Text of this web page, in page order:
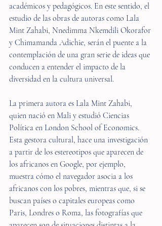
académicos y pedagógicos. En este sentido, el
estudio de las obras de autoras como Lala
Mint Zahabi, Nnedimma Nkemdili Okorafor
y Chimamanda Adichie, serán el puente a la
contemplación de una gran serie de ideas que
conducen a entender el impacto de la
diversidad en la cultura universal.
La primera autora es Lala Mint Zahabi,
quien nació en Mali y estudió Ciencias
Política en London School of Economics.
Esta gestora cultural, hace una investigación
a partir de los estereotipos que aparecen de
los africanos en Google, por ejemplo,
muestra cómo el navegador asocia a los
africanos con los pobres, mientras que, si se
buscan países o capitales europeas como
Paris, Londres o Roma, las fotografías que